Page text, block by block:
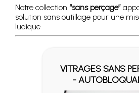
Notre collection “sans perçage”
solution sans outillage pour une
ludique
VITRAGES SANS
-